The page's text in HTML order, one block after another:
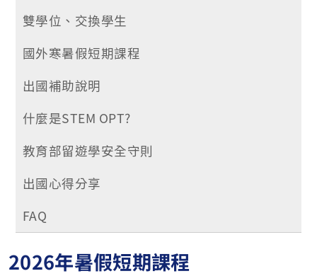
雙學位、交換學生
國外寒暑假短期課程
出國補助說明
什麼是STEM OPT?
教育部留遊學安全守則
出國心得分享
FAQ
2026年暑假短期課程